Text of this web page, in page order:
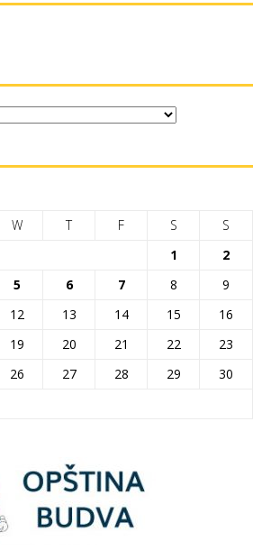
W T F S
S
1
2
5 6 7 8
9
12 13 14 15
16
19 20 21 22
23
26 27 28 29
30